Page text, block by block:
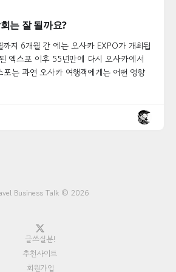
는 잘 될까요?
지 6개월 간 에는 오사카 EXPO가 개최됩
엑스포 이후 55년만에 다시 오사카에서
포는 과연 오사카 여행객에게는 어떤 영향
Business Talk © 2026
글쓰실분!
추천사이트
회원가입